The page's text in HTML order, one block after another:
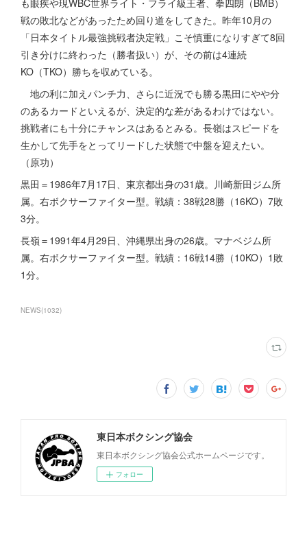
も眼疾や現WBC世界ライト・フライ級王者、拳四朗（BMB）
戦の敗北などがあったため回り道をしてきた。昨年10月の
「日本タイトル最強挑戦者決定戦」こそ慎重になりすぎて8回
引き分けに終わった（勝者扱い）が、その前は4連続
KO（TKO）勝ちを収めている。
地の利に加えパンチ力、さらに近況でも勝る黒田にやや分
のあるカードといえるが、決定的な差があるわけではない。
挑戦者にも十分にチャンスはあるとみる。長嶺はスピードを
生かして先手をとってリードした状態で中盤を迎えたい。
（原功）
黒田＝1986年7月17日、東京都出身の31歳。川崎新田ジム所
属。右ボクサーファイター型。戦績：38戦28勝（16KO）7敗
3分。
長嶺＝1991年4月29日、沖縄県出身の26歳。マナベジム所
属。右ボクサーファイター型。戦績：16戦14勝（10KO）1敗
1分。
NEWS(1032)
東日本ボクシング協会
東日本ボクシング協会公式ホームページです。
フォロー